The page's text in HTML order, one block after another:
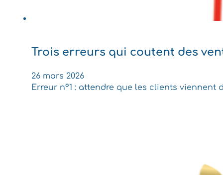
Trois erreurs qui coutent des
26 mars 2026
Erreur n°1 : attendre que les clients